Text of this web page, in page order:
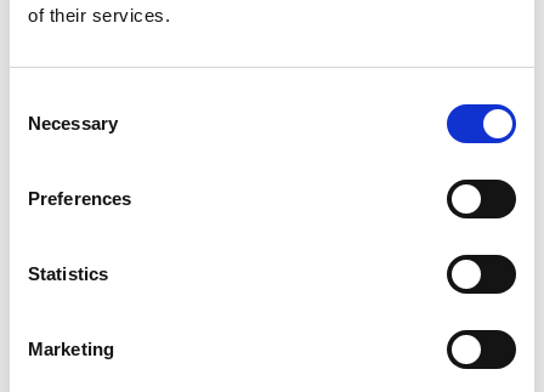
of their services.
Selection
Necessary
Preferences
Statistics
Marketing
Accelera la ripresa dell’industria nel corso del